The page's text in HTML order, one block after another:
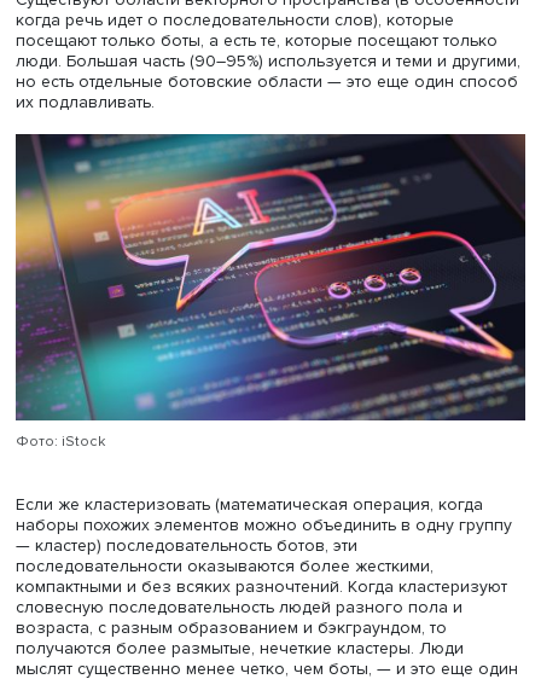
2. Работая с представлением отдельных слов, можно
что словарный запас ботов ничем не отличается от
словарного запаса обычного человека. Однако, как
речь заходит о последовательности из двух-трех слов,
существенно более прогнозируемая и намного
плане языка, чем та, которую может создать даже
скудно образованный человек (например, бот чаще
к повторению шаблонов). Разница между
последовательностью n-грамм ботов и людей
значима даже для крупных ботов (ChatGPT), что и
ловить.
3. Для дальнейшего исследования естественного
математической точки зрения необходимо вынести
суждения, как эти слова расположены в пространстве.
Существуют области векторного пространства (в
когда речь идет о последовательности слов), которые
посещают только боты, а есть те, которые посещают
но есть отдельные ботовские области — это еще один
их подлавливать.